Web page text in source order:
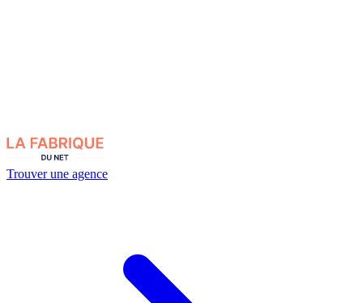
Trouver une agence